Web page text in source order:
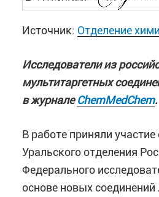
предмет их
деградации сопряженных
состав. Достигнутая
позволяют теперь
Источник: Отделение
Исследователи из
мультитаргетных
в журналеChemMedChem.
В работе приняли
Уральского отделения
Федерального
основе новых